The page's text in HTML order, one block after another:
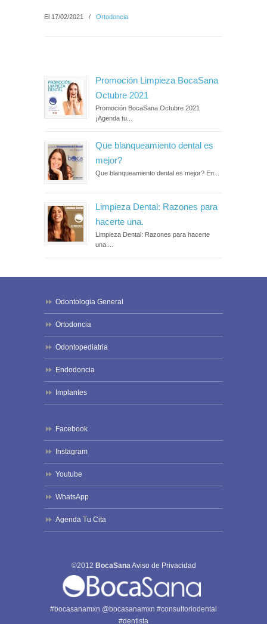
El 17/02/2021 / Ortodoncia
Promoción Limpieza BocaSana
Octubre 2021
Promoción BocaSana Octubre 2021
¡Agenda tu...
Que blanqueamiento dental es
mejor?
Que blanqueamiento dental es mejor? En...
Limpieza Dental: Razones para
hacerte una.
Limpieza Dental: Razones para hacerte
una....
Odontologia General
Ortodoncia
Odontopediatria
Endodoncia
Implantes
Facebook
Instagram
Youtube
WhatsApp
Agenda Tu Cita
©2012 BocaSanaAviso de Privacidad
#bocasanamxn @bocasanamxn #consultoriodental
#dentista